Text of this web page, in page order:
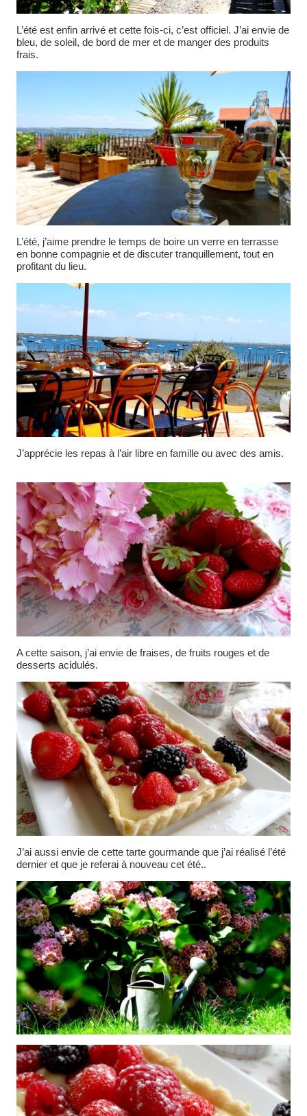
L’été est enfin arrivé et cette fois-ci, c’est officiel. J’ai envie de
bleu, de soleil, de bord de mer et de manger des produits
frais.
L’été, j’aime prendre le temps de boire un verre en terrasse
en bonne compagnie et de discuter tranquillement, tout en
profitant du lieu.
J’apprécie les repas à l’air libre en famille ou avec des amis.
A cette saison, j’ai envie de fraises, de fruits rouges et de
desserts acidulés.
J’ai aussi envie de cette tarte gourmande que j’ai réalisé l’été
dernier et que je referai à nouveau cet été..